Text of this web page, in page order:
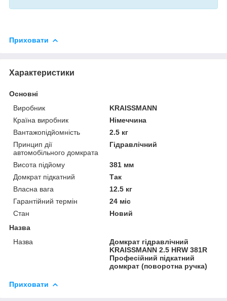
Приховати
Характеристики
Основні
Виробник
KRAISSMANN
Країна виробник
Німеччина
Вантажопідйомність
2.5 кг
Принцип дії
автомобільного домкрата
Гідравлічний
Висота підйому
381 мм
Домкрат підкатний
Так
Власна вага
12.5 кг
Гарантійний термін
24 міс
Стан
Новий
Назва
Назва
Домкрат гідравлічний
KRAISSMANN 2.5 HRW 381R
Професійний підкатний
домкрат (поворотна ручка)
Приховати